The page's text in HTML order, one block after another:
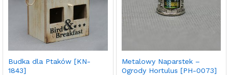
Budka dla Ptaków [KN-
1843]
Metalowy Naparstek –
Ogrody Hortulus [PH-0073]